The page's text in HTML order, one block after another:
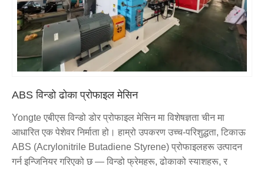
ABS विन्डो ढोका प्रोफाइल मेसिन
Yongte एबीएस विन्डो डोर प्रोफाइल मेसिन मा विशेषज्ञता चीन मा
आधारित एक पेशेवर निर्माता हो। हाम्रो उपकरण उच्च-परिशुद्धता, टिकाऊ
ABS (Acrylonitrile Butadiene Styrene) प्रोफाइलहरू उत्पादन
गर्न इन्जिनियर गरिएको छ — विन्डो फ्रेमहरू, ढोकाको स्याशहरू, र